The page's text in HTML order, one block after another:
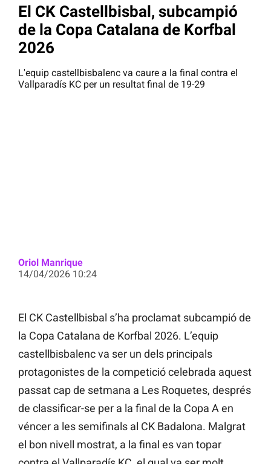
El CK Castellbisbal, subcampió
de la Copa Catalana de Korfbal
2026
L'equip castellbisbalenc va caure a la final contra el
Vallparadís KC per un resultat final de 19-29
Oriol Manrique
14/04/2026 10:24
El CK Castellbisbal s’ha proclamat subcampió de
la Copa Catalana de Korfbal 2026. L’equip
castellbisbalenc va ser un dels principals
protagonistes de la competició celebrada aquest
passat cap de setmana a Les Roquetes, després
de classificar-se per a la final de la Copa A en
véncer a les semifinals al CK Badalona. Malgrat
el bon nivell mostrat, a la final es van topar